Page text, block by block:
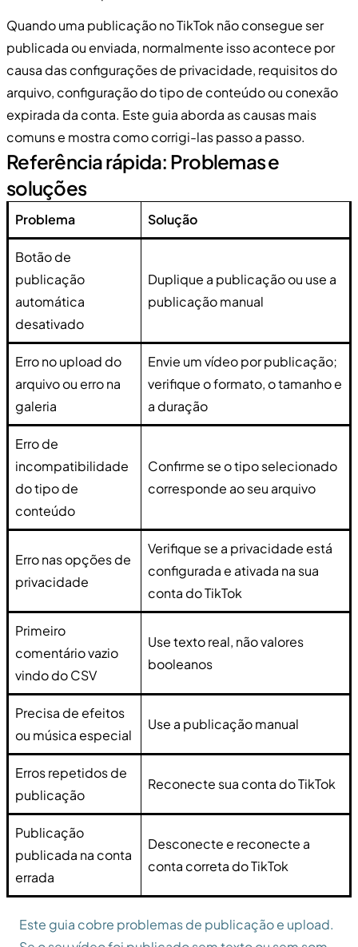
Quando uma publicação no TikTok não consegue ser
publicada ou enviada, normalmente isso acontece por
causa das configurações de privacidade, requisitos do
arquivo, configuração do tipo de conteúdo ou conexão
expirada da conta. Este guia aborda as causas mais
comuns e mostra como corrigi-las passo a passo.
Referência rápida: Problemas e
soluções
Problema Solução
Botão de
publicação
automática
desativado
Duplique a publicação ou use a
publicação manual
Erro no upload do
arquivo ou erro na
galeria
Envie um vídeo por publicação;
verifique o formato, o tamanho e
a duração
Erro de
incompatibilidade
do tipo de
conteúdo
Confirme se o tipo selecionado
corresponde ao seu arquivo
Erro nas opções de
privacidade
Verifique se a privacidade está
configurada e ativada na sua
conta do TikTok
Primeiro
comentário vazio
vindo do CSV
Use texto real, não valores
booleanos
Precisa de efeitos
ou música especial
Use a publicação manual
Erros repetidos de
publicação
Reconecte sua conta do TikTok
Publicação
publicada na conta
errada
Desconecte e reconecte a
conta correta do TikTok
Este guia cobre problemas de publicação e upload.